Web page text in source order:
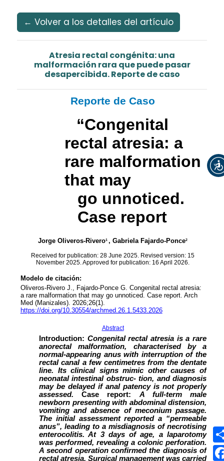
Registrarse Entrar
← Volver a los detalles del artículo
Atresia rectal congénita: una
malformación rara que puede pasar
desapercibida. Reporte de caso
Síguenos
MEDIOS UMANIZALES
UMedia
Canal UM
UMFM Radio
Revistas
Podcast
Directorio